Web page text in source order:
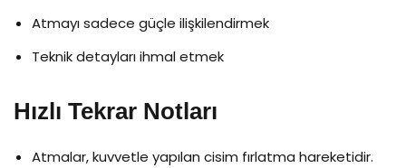
Atmayı sadece güçle ilişkilendirmek
Teknik detayları ihmal etmek
Hızlı Tekrar Notları
Atmalar, kuvvetle yapılan cisim fırlatma hareketidir.